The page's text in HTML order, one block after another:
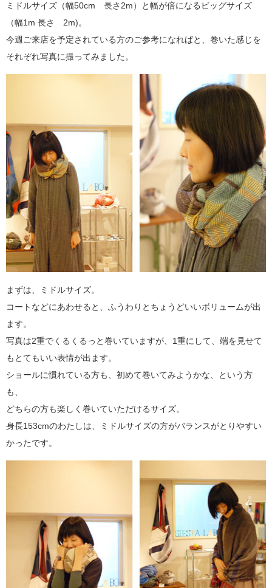
ミドルサイズ（幅50cm 長さ2m）と幅が倍になるビッグサイズ
（幅1m 長さ 2m)。
今週ご来店を予定されている方のご参考になればと、巻いた感じを
それぞれ写真に撮ってみました。
まずは、ミドルサイズ。
コートなどにあわせると、ふうわりとちょうどいいボリュームが出
ます。
写真は2重でくるくるっと巻いていますが、1重にして、端を見せて
もとてもいい表情が出ます。
ショールに慣れている方も、初めて巻いてみようかな、という方
も、
どちらの方も楽しく巻いていただけるサイズ。
身長153cmのわたしは、ミドルサイズの方がバランスがとりやすい
かったです。